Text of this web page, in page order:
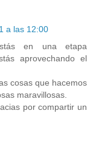
a las 12:00
en una etapa
aprovechando el
cosas que hacemos
maravillosas.
por compartir un